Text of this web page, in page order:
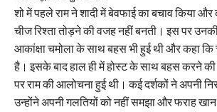
शो में पहले राम ने शादी में बेवफाई का बचाव किया और
चीज रिश्ता तोड़ने की वजह नहीं बनती। इस पर
आकांक्षा चमोला के साथ बहस भी हुई थी और कहा कि
है। इसके बाद हाल ही में होस्ट के साथ बहस करने
पर राम की आलोचना हुई थी। कई दर्शकों ने अपनी
उन्होंने अपनी गलतियों को नहीं समझा और फराह